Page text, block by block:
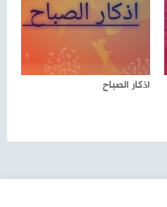
اذكار الصباح